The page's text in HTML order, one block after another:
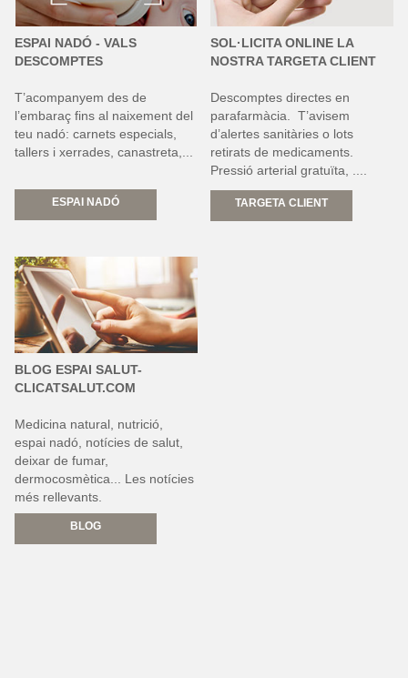
ESPAI NADÓ - VALS
DESCOMPTES
T’acompanyem des de
l’embaraç fins al naixement del
teu nadó: carnets especials,
tallers i xerrades, canastreta,...
SOL·LICITA ONLINE LA
NOSTRA TARGETA CLIENT
Descomptes directes en
parafarmàcia. T’avisem
d’alertes sanitàries o lots
retirats de medicaments.
Pressió arterial gratuïta, ....
ESPAI NADÓ TARGETA CLIENT
BLOG ESPAI SALUT-
CLICATSALUT.COM
Medicina natural, nutrició,
espai nadó, notícies de salut,
deixar de fumar,
dermocosmètica... Les notícies
més rellevants.
BLOG